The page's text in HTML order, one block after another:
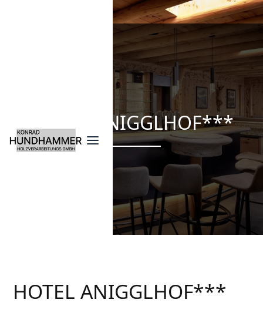
HOTEL ANIGGLHOF***
HOTEL ANIGGLHOF***